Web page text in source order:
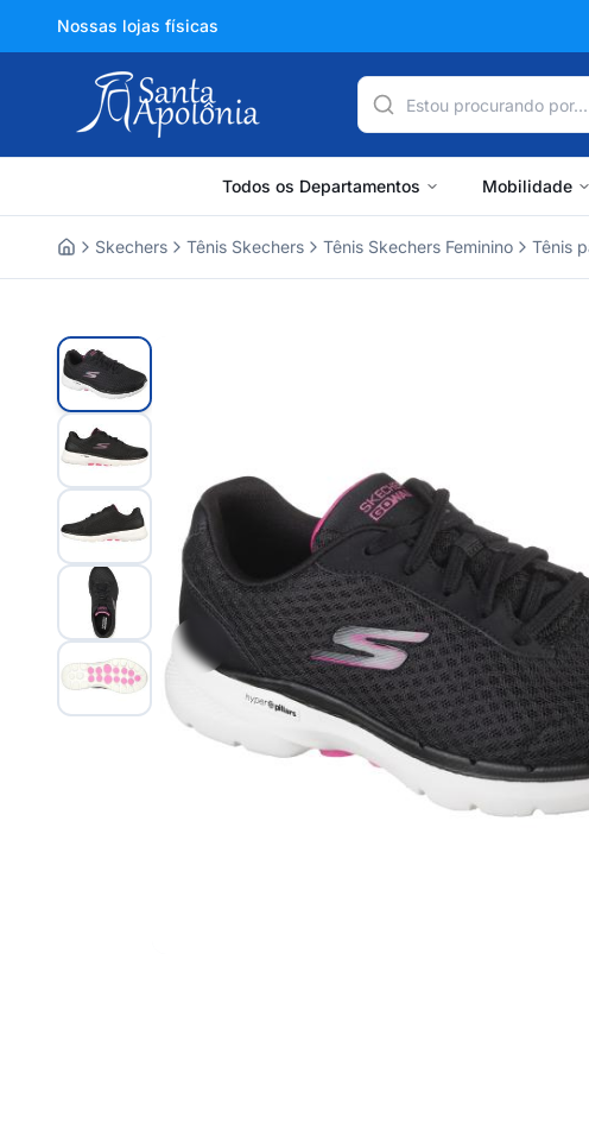
Nossas lojas físicas
Todos os Departamentos Mobilidade
Skechers Tênis Skechers Tênis Skechers Feminino Tênis